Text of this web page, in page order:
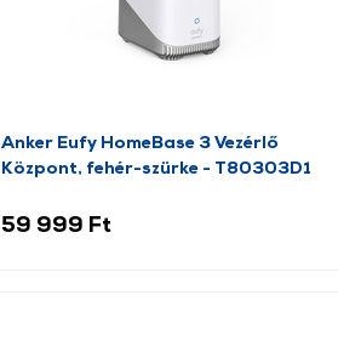
Anker Eufy HomeBase 3 Vezérlő
Központ, fehér-szürke - T80303D1
59 999 Ft